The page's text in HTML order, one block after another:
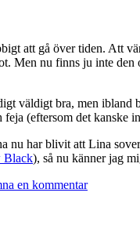
att gå över tiden. Att
Men nu finns ju inte
väldigt bra, men
feja (eftersom det
nu har blivit att Lina
Black), så nu känner jag
en kommentar